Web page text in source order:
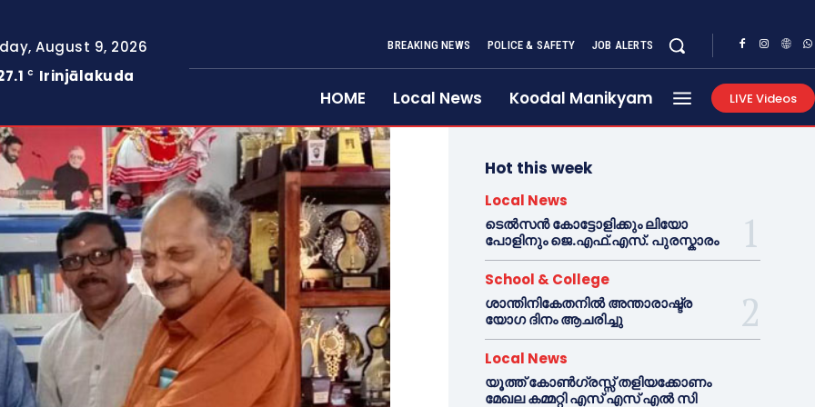
August 9, 2026
C Irinjālakuda
BREAKING NEWS POLICE & SAFETY JOB ALERTS
HOME Local News Koodal Manikyam LIVE Videos
Hot this week
Local News
ടെൽസൻ കോട്ടോളിക്കും ലിയോ
പോളിനും ജെ.എഫ്.എസ്. പുരസ്കാരം
School & College
ശാന്തിനികേതനിൽ അന്താരാഷ്ട്ര
യോഗ ദിനം ആചരിച്ചു
Local News
യൂത്ത് കോൺഗ്രസ്സ് തളിയക്കോണം
മേഖല കമ്മറ്റി എസ് എസ് എൽ സി